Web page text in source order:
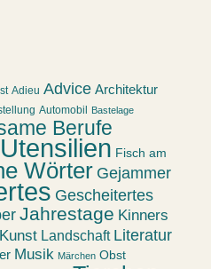
Adieu Advice Architektur
Automobil Bastelage
Berufe
Fisch am
Wörter Gejammer
Gescheitertes
Jahrestage Kinners
Kunst Landschaft Literatur
Musik Märchen Obst